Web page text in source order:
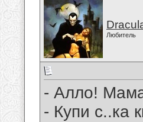
Любитель
- Алло!
- Купи с..ка